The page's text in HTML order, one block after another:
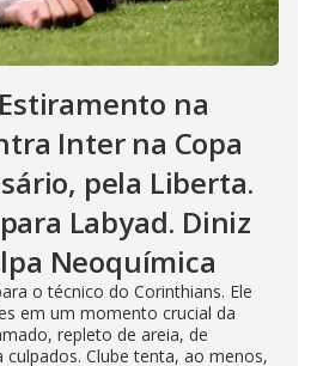
na
Inter na Copa
pela Liberta.
Labyad. Diniz
Neoquímica
o técnico do Corinthians. Ele
em um momento crucial da
repleto de areia, de
culpados. Clube tenta, ao menos,